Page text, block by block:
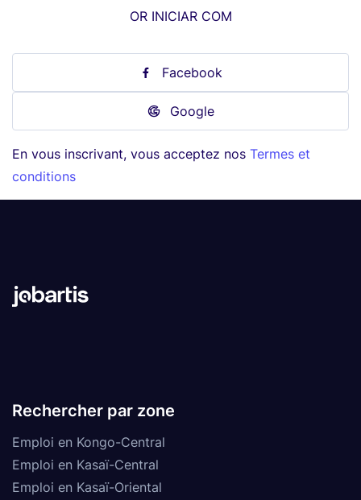
OR INICIAR COM
Facebook
Google
En vous inscrivant, vous acceptez nos Termes et
conditions
Rechercher par zone
Emploi en Kongo-Central
Emploi en Kasaï-Central
Emploi en Kasaï-Oriental